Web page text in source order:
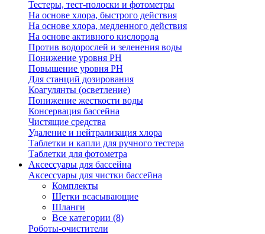
Тестеры, тест-полоски и фотометры
На основе хлора, быстрого действия
На основе хлора, медленного действия
На основе активного кислорода
Против водорослей и зеленения воды
Понижение уровня РН
Повышение уровня РН
Для станций дозирования
Коагулянты (осветление)
Понижение жесткости воды
Консервация бассейна
Чистящие средства
Удаление и нейтрализация хлора
Таблетки и капли для ручного тестера
Таблетки для фотометра
Аксессуары для бассейна
Аксессуары для чистки бассейна
Комплекты
Щетки всасывающие
Шланги
Все категории (8)
Роботы-очистители